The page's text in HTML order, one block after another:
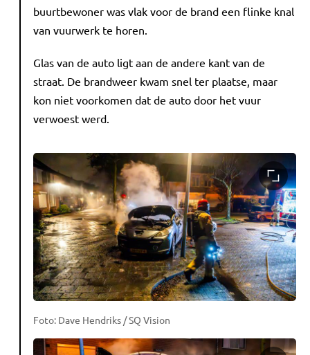
buurtbewoner was vlak voor de brand een flinke knal
van vuurwerk te horen.
Glas van de auto ligt aan de andere kant van de
straat. De brandweer kwam snel ter plaatse, maar
kon niet voorkomen dat de auto door het vuur
verwoest werd.
Foto: Dave Hendriks / SQ Vision